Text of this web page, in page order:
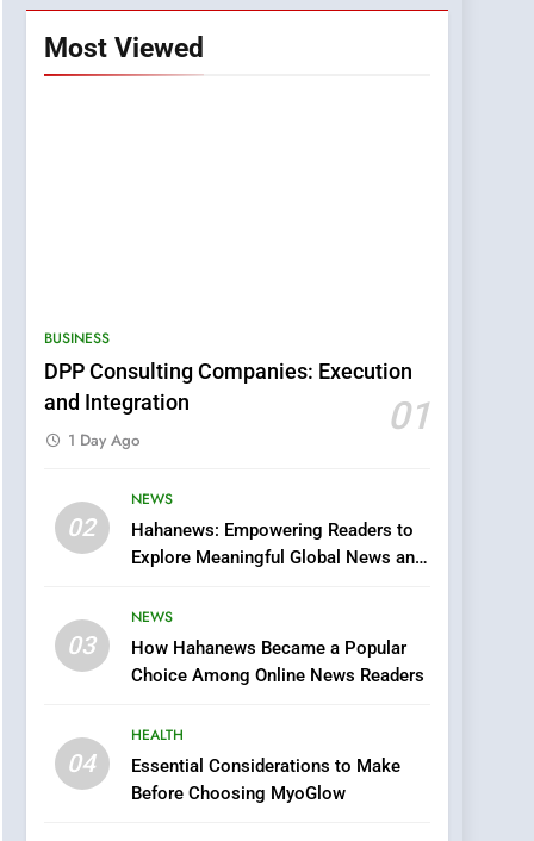
Most Viewed
BUSINESS
DPP Consulting Companies: Execution
and Integration
01
1 Day Ago
02
NEWS
Hahanews: Empowering Readers to
Explore Meaningful Global News and
03
NEWS
How Hahanews Became a Popular
Choice Among Online News Readers
04
HEALTH
Essential Considerations to Make
Before Choosing MyoGlow
5
0123movies: Discovering
Hidden Gems and
6
Finding the Best Movie
Streaming Platforms
7
The Changing World of